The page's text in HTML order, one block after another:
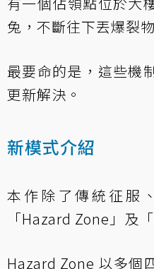
兔，不斷往下丟爆裂
最要命的是，這些機
更新解決。
新模式介紹
本作除了傳統征服
「Hazard Zone」及
Hazard Zone 以多個